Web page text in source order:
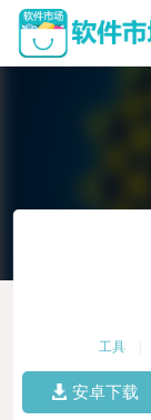
工具
安卓下载